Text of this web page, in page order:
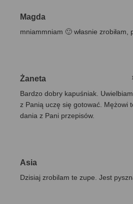
Magda
mniammniam 🙂 własnie zrobiłam,
Żaneta
Bardzo dobry kapuśniak.
z Panią uczę się gotować. Mężowi
dania z Pani przepisów.
Asia
Dzisiaj zrobilam te zupe. Jest